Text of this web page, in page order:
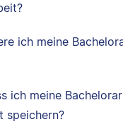
ich meine
ich meine
speichern?